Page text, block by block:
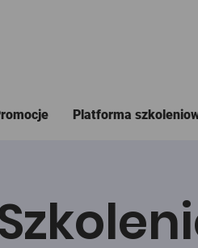
Platforma